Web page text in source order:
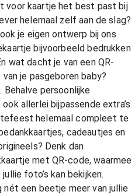
voor kaartje het best past bij
helemaal zelf aan de slag?
je eigen ontwerp bij ons
bijvoorbeeld bedrukken
wat dacht je van een QR-
je pasgeboren baby?
persoonlijke
allerlei bijpassende extra’s
helemaal compleet te
cadeautjes en
Denk dan
met QR-code, waarmee
foto’s kan bekijken.
een beetje meer van jullie